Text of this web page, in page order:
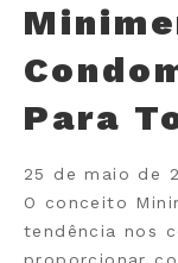
Para
25 de maio de
O conceito
tendência nos